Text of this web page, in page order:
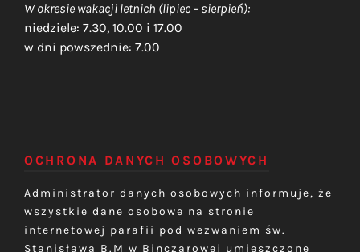
W okresie wakacji letnich (lipiec – sierpień):
niedziele: 7.30, 10.00 i 17.00
w dni powszednie: 7.00
OCHRONA DANYCH OSOBOWYCH
Administrator danych osobowych informuje, że
wszystkie dane osobowe na stronie
internetowej parafii pod wezwaniem św.
Stanisława B.M w Binczarowej umieszczone